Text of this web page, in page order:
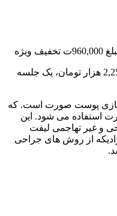
سازی پوست صورت است. که
استفاده می شود. این
و غیر تهاجمی لیفت
از روش های جراحی